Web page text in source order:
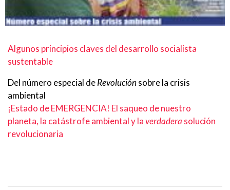
Algunos principios claves del desarrollo socialista
sustentable
Del número especial deRevoluciónsobre la crisis
ambiental
¡Estado de EMERGENCIA! El saqueo de nuestro
planeta, la catástrofe ambiental y laverdadera solución
revolucionaria